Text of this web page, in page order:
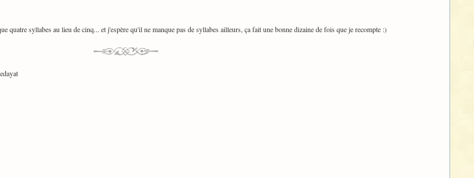
quatre syllabes au lieu de cinq... et j'espère qu'il ne manque pas de syllabes ailleurs, ça fait une bonne dizaine de fois que je recompte :)